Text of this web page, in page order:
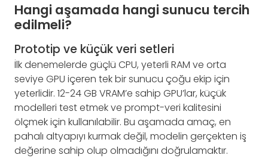
Hangi aşamada hangi sunucu tercih
edilmeli?
Prototip ve küçük veri setleri
İlk denemelerde güçlü CPU, yeterli RAM ve orta
seviye GPU içeren tek bir sunucu çoğu ekip için
yeterlidir. 12-24 GB VRAM’e sahip GPU’lar, küçük
modelleri test etmek ve prompt-veri kalitesini
ölçmek için kullanılabilir. Bu aşamada amaç, en
pahalı altyapıyı kurmak değil, modelin gerçekten iş
değerine sahip olup olmadığını doğrulamaktır.